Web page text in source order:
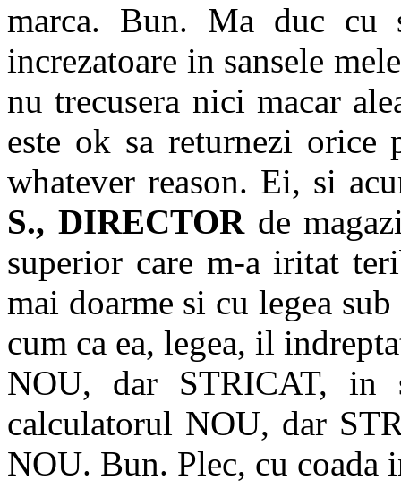
marca. Bun. Ma duc cu
increzatoare in sansele
nu trecusera nici macar
este ok sa returnezi
whatever reason. Ei, si
S., DIRECTORde
superior care m-a iritat
mai doarme si cu legea
cum ca ea, legea, il
NOU, dar STRICAT, in
calculatorul NOU, dar
NOU. Bun. Plec, cu coada